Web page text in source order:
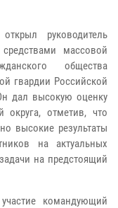
руководитель
массовой
общества
гвардии Российской
дал высокую оценку
округа, отметив, что
высокие результаты
на актуальных
на предстоящий
командующий